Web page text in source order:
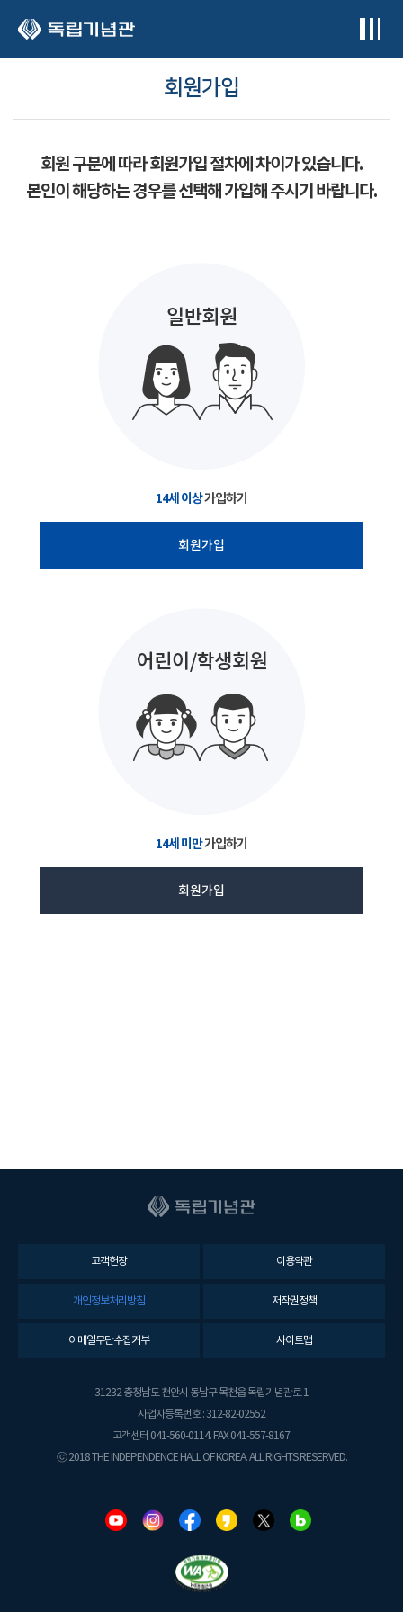
회원가입
회원 구분에 따라 회원가입 절차에 차이가 있습니다.
본인이 해당하는 경우를 선택해 가입해 주시기 바랍니다.
14세 이상가입하기
회원가입
14세 미만가입하기
회원가입
고객헌장 이용약관
개인정보처리방침 저작권정책
이메일무단수집거부 사이트맵
31232 충청남도 천안시 동남구 목천읍 독립기념관로 1
사업자등록번호 : 312-82-02552
고객센터 041-560-0114. FAX 041-557-8167.
ⓒ 2018 THE INDEPENDENCE HALL OF KOREA. ALL RIGHTS RESERVED.